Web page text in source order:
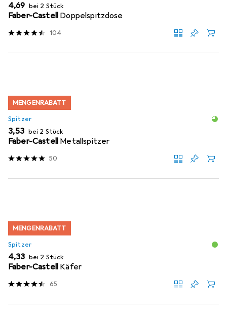
EUR
4,69 bei 2 Stück
Faber-Castell Doppelspitzdose
104
MENGENRABATT
Spitzer
EUR
3,53 bei 2 Stück
Faber-Castell Metallspitzer
50
MENGENRABATT
Spitzer
EUR
4,33 bei 2 Stück
Faber-Castell Käfer
65